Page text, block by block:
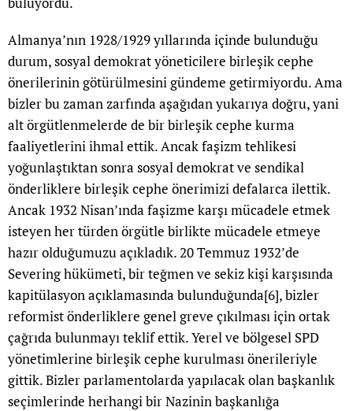
Almanya’nın 1928/1929 yıllarında içinde bulunduğu
durum, sosyal demokrat yöneticilere birleşik cephe
önerilerinin götürülmesini gündeme getirmiyordu. Ama
bizler bu zaman zarfında aşağıdan yukarıya doğru, yani
alt örgütlenmelerde de bir birleşik cephe kurma
faaliyetlerini ihmal ettik. Ancak faşizm tehlikesi
yoğunlaştıktan sonra sosyal demokrat ve sendikal
önderliklere birleşik cephe önerimizi defalarca ilettik.
Ancak 1932 Nisan’ında faşizme karşı mücadele etmek
isteyen her türden örgütle birlikte mücadele etmeye
hazır olduğumuzu açıkladık. 20 Temmuz 1932’de
Severing hükümeti, bir teğmen ve sekiz kişi karşısında
kapitülasyon açıklamasında bulunduğunda[6], bizler
reformist önderliklere genel greve çıkılması için ortak
çağrıda bulunmayı teklif ettik. Yerel ve bölgesel SPD
yönetimlerine birleşik cephe kurulması önerileriyle
gittik. Bizler parlamentolarda yapılacak olan başkanlık
seçimlerinde herhangi bir Nazinin başkanlığa